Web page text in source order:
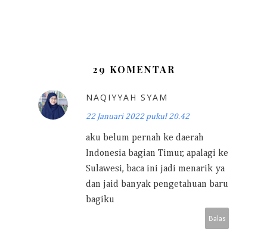
29 KOMENTAR
NAQIYYAH SYAM
22 Januari 2022 pukul 20.42
aku belum pernah ke daerah
Indonesia bagian Timur, apalagi ke
Sulawesi, baca ini jadi menarik ya
dan jaid banyak pengetahuan baru
bagiku
Balas